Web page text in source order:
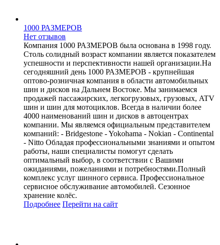
1000 РАЗМЕРОВ
Нет отзывов
Компания 1000 РАЗМЕРОВ была основана в 1998 году.
Столь солидный возраст компании является показателем
успешности и перспективности нашей организации.На
сегодняшний день 1000 РАЗМЕРОВ - крупнейшая
оптово-розничная компания в области автомобильных
шин и дисков на Дальнем Востоке. Мы занимаемся
продажей пассажирских, легкогрузовых, грузовых, ATV
шин и шин для мотоциклов. Всегда в наличии более
4000 наименований шин и дисков в автоцентрах
компании. Мы являемся официальным представителем
компаний: - Bridgestone - Yokohama - Nokian - Continental
- Nitto Обладая профессиональными знаниями и опытом
работы, наши специалисты помогут сделать
оптимальный выбор, в соответствии с Вашими
ожиданиями, пожеланиями и потребностями.Полный
комплекс услуг шинного сервиса. Профессиональное
сервисное обслуживание автомобилей. Сезонное
хранение колёс.
Подробнее Перейти на сайт